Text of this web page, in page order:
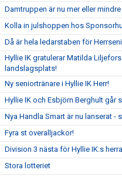
Damtruppen är nu mer eller
Kolla in julshoppen hos
Då är hela ledarstaben för
Hyllie IK gratulerar Matilda
landslagsplats!
Ny seniortränare i Hyllie IK Herr!
Hyllie IK och Esbjörn Berghult går
Nya Handla Smart är nu lanserat -
Fyra st overalljackor!
Division 3 nästa för Hyllie IK:s
Stora lotteriet